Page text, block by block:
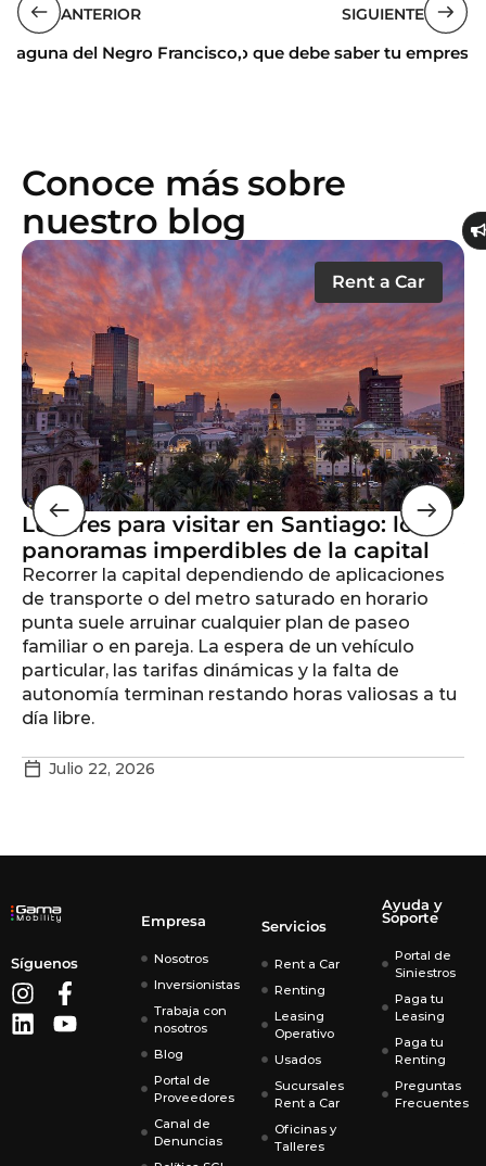
ANTERIOR
Laguna del Negro Francisco, Copiapó
SIGUIENTE
el Leasing Operativo? Todo lo que debe saber tu empresa
Conoce más sobre
nuestro blog
Rent a Car
Lugares para visitar en Santiago: los
panoramas imperdibles de la capital
Recorrer la capital dependiendo de aplicaciones
de transporte o del metro saturado en horario
punta suele arruinar cualquier plan de paseo
familiar o en pareja. La espera de un vehículo
particular, las tarifas dinámicas y la falta de
autonomía terminan restando horas valiosas a tu
día libre.
Julio 22, 2026
Síguenos
Empresa
Nosotros
Inversionistas
Trabaja con
nosotros
Blog
Portal de
Proveedores
Canal de
Denuncias
Servicios
Rent a Car
Renting
Leasing
Operativo
Usados
Sucursales
Rent a Car
Oficinas y
Talleres
Ayuda y
Soporte
Portal de
Siniestros
Paga tu
Leasing
Paga tu
Renting
Preguntas
Frecuentes